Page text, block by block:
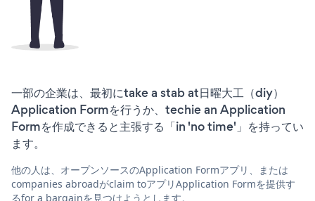
一部の企業は、最初にtake a stab at日曜大工（diy）
Application Formを行うか、techie an Application
Formを作成できると主張する「in 'no time'」を持ってい
ます。
他の人は、オープンソースのApplication Formアプリ、または
companies abroadがclaim toアプリApplication Formを提供す
るfor a bargainを見つけようとします。